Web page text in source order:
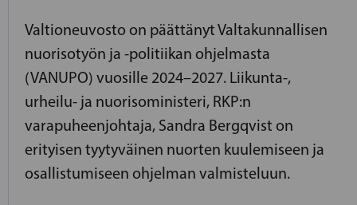
Valtioneuvosto on päättänyt Valtakunnallisen
nuorisotyön ja -politiikan ohjelmasta
(VANUPO) vuosille 2024–2027. Liikunta-,
urheilu- ja nuorisoministeri, RKP:n
varapuheenjohtaja, Sandra Bergqvist on
erityisen tyytyväinen nuorten kuulemiseen ja
osallistumiseen ohjelman valmisteluun.